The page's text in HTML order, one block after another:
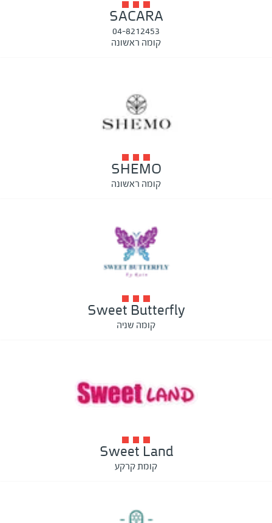
SACARA
04-8212453
קומה ראשונה
SHEMO
קומה ראשונה
Sweet Butterfly
קומה שניה
Sweet Land
קומת קרקע